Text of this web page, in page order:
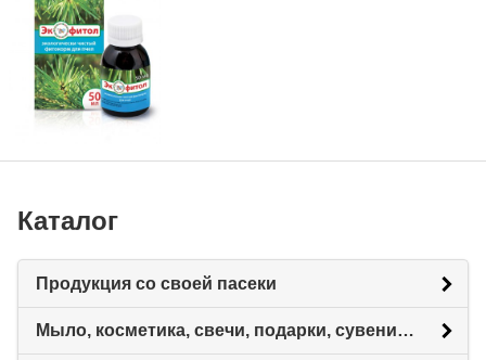
Каталог
Продукция со своей пасеки
Мыло, косметика, свечи, подарки, сувениры.